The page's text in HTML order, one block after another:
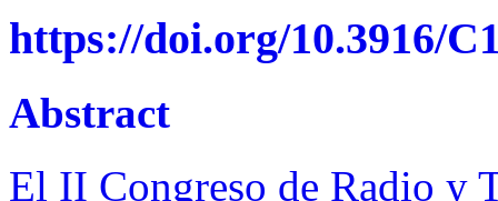
https://doi.org/10.3916/
Abstract
El II Congreso de Radio y